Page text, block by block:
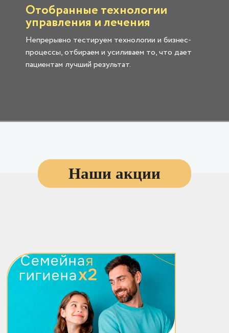
Отобранные технологии
управления и лечения
Непрерывно тестируем технологии и бизнес-
процессы, отбираем и усиливаем то, что дает
пациентам лучший результат.
Наши акции